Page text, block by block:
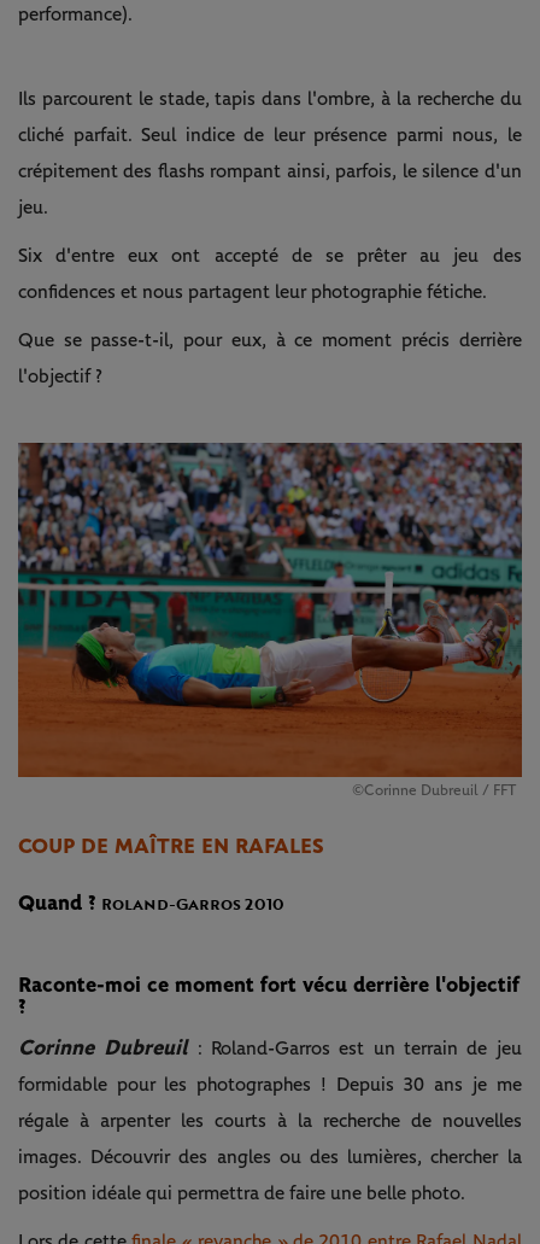
performance).
Ils parcourent le stade, tapis dans l'ombre, à la recherche du
cliché parfait. Seul indice de leur présence parmi nous, le
crépitement des flashs rompant ainsi, parfois, le silence d'un
jeu.
Six d'entre eux ont accepté de se prêter au jeu des
confidences et nous partagent leur photographie fétiche.
Que se passe-t-il, pour eux, à ce moment précis derrière
l'objectif ?
©Corinne Dubreuil / FFT
COUP DE MAÎTRE EN RAFALES
Quand ? Roland-Garros 2010
Raconte-moi ce moment fort vécu derrière l'objectif
?
Corinne Dubreuil : Roland-Garros est un terrain de jeu
formidable pour les photographes ! Depuis 30 ans je me
régale à arpenter les courts à la recherche de nouvelles
images. Découvrir des angles ou des lumières, chercher la
position idéale qui permettra de faire une belle photo.